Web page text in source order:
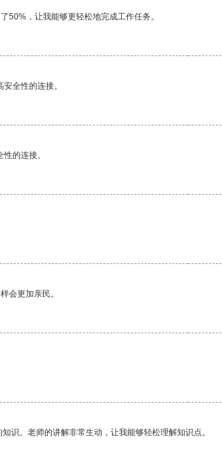
50%，让我能够更轻松地完成工作任务。
全性的连接。
的连接。
会更加亲民。
识。老师的讲解非常生动，让我能够轻松理解知识点。